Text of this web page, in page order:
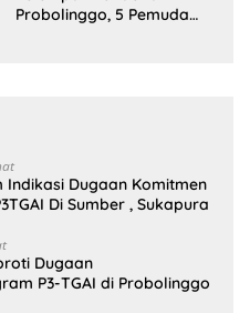
Probolinggo, 5 Pemuda
Indikasi Dugaan Komitmen
Di Sumber , Sukapura
Dugaan
P3-TGAI di Probolinggo